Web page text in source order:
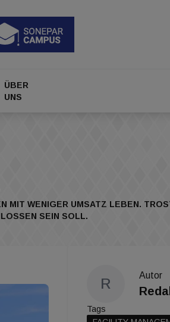
ÜBER
UNS
MIT WENIGER UMSATZ LEBEN.
SEIN SOLL.
R
Autor
Tags